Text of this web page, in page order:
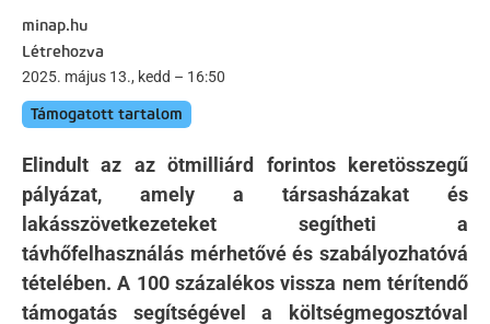
minap.hu
Létrehozva
2025. május 13., kedd – 16:50
Támogatott tartalom
Elindult az az ötmilliárd forintos keretösszegű
pályázat, amely a társasházakat és
lakásszövetkezeteket segítheti a
távhőfelhasználás mérhetővé és szabályozhatóvá
tételében. A 100 százalékos vissza nem térítendő
támogatás segítségével a költségmegosztóval